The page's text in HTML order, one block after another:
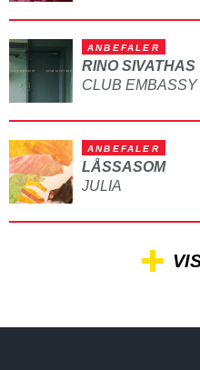
ANBEFALER
RINO SIVATHAS
CLUB EMBASSY
ANBEFALER
LÅSSASOM
JULIA